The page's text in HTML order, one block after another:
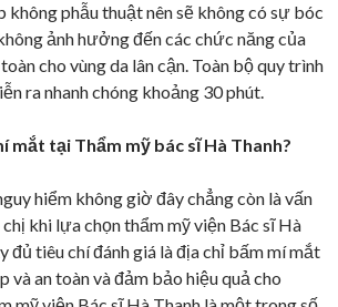
phẫu thuật nên sẽ không có sự bóc
ảnh hưởng đến các chức năng của
cho vùng da lân cận. Toàn bộ quy trình
ra nhanh chóng khoảng 30 phút.
mắt tại Thẩm mỹ bác sĩ Hà Thanh?
hiểm không giờ đây chẳng còn là vấn
khi lựa chọn thẩm mỹ viện Bác sĩ Hà
đủ tiêu chí đánh giá là địa chỉ bấm mí mắt
và an toàn và đảm bảo hiệu quả cho